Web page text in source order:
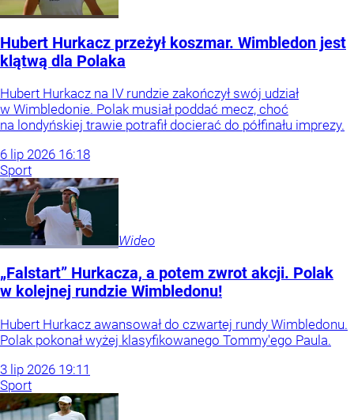
Hubert Hurkacz przeżył koszmar. Wimbledon jest
klątwą dla Polaka
Hubert Hurkacz na IV rundzie zakończył swój udział
w Wimbledonie. Polak musiał poddać mecz, choć
na londyńskiej trawie potrafił docierać do półfinału imprezy.
6 lip 2026 16:18
Sport
Wideo
„Falstart” Hurkacza, a potem zwrot akcji. Polak
w kolejnej rundzie Wimbledonu!
Hubert Hurkacz awansował do czwartej rundy Wimbledonu.
Polak pokonał wyżej klasyfikowanego Tommy'ego Paula.
3 lip 2026 19:11
Sport